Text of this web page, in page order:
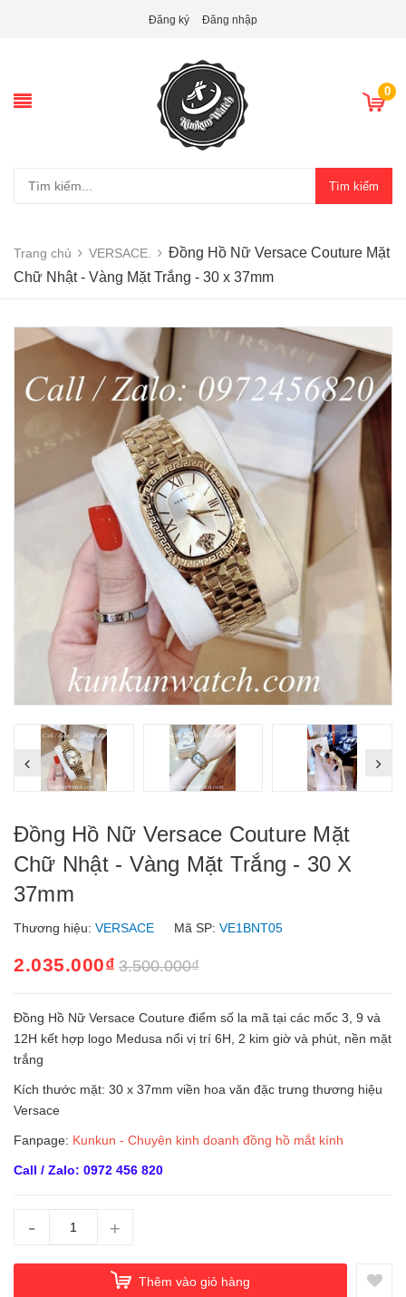
Đăng ký Đăng nhập
0
Tìm kiếm
Trang chủ VERSACE.
Đồng Hồ Nữ Versace Couture Mặt
Chữ Nhật - Vàng Mặt Trắng - 30 x 37mm
Đồng Hồ Nữ Versace Couture Mặt
Chữ Nhật - Vàng Mặt Trắng - 30 X
37mm
Thương hiệu: VERSACE Mã SP: VE1BNT05
2.035.000₫ 3.500.000₫
Đồng Hồ Nữ Versace Couture điểm số la mã tại các mốc 3, 9 và
12H kết hợp logo Medusa nổi vị trí 6H, 2 kim giờ và phút, nền mặt
trắng
Kích thước mặt: 30 x 37mm viền hoa văn đặc trưng thương hiệu
Versace
Fanpage: Kunkun - Chuyên kinh doanh đồng hồ mắt kính
Call / Zalo: 0972 456 820
- +
Thêm vào giỏ hàng